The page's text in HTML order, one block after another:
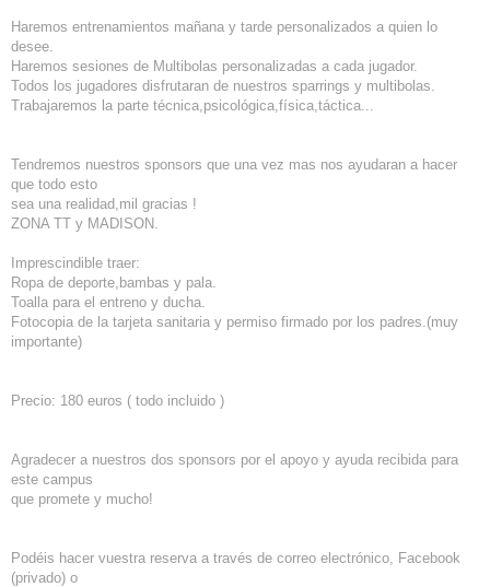
Haremos entrenamientos mañana y tarde personalizados a quien lo
desee.
Haremos sesiones de Multibolas personalizadas a cada jugador.
Todos los jugadores disfrutaran de nuestros sparrings y multibolas.
Trabajaremos la parte técnica,psicológica,física,táctica...
Tendremos nuestros sponsors que una vez mas nos ayudaran a hacer
que todo esto
sea una realidad,mil gracias !
ZONA TT y MADISON.
Imprescindible traer:
Ropa de deporte,bambas y pala.
Toalla para el entreno y ducha.
Fotocopia de la tarjeta sanitaria y permiso firmado por los padres.(muy
importante)
Precio: 180 euros ( todo incluido )
Agradecer a nuestros dos sponsors por el apoyo y ayuda recibida para
este campus
que promete y mucho!
Podéis hacer vuestra reserva a través de correo electrónico, Facebook
(privado) o